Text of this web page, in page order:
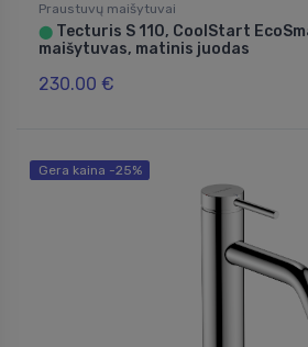
Praustuvų maišytuvai
⬤ Tecturis S 110, CoolStart
maišytuvas, matinis juodas
230.00 €
Gera kaina -25%